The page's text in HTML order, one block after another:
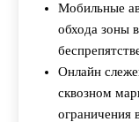
Мобильные
обхода зоны
Онлайн
сквозном
ограничения